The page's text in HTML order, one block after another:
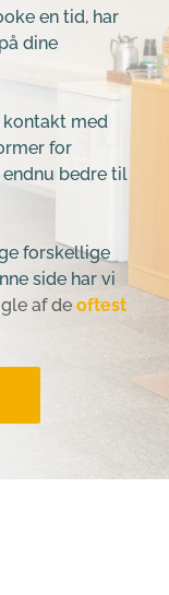
en tid, har
dine
med
for
bedre til
forskellige
side har vi
af de oftest